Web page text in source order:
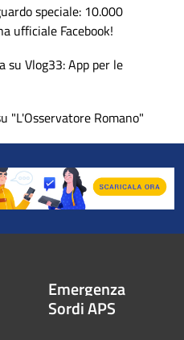
speciale: 10.000
ufficiale Facebook!
Vlog33: App per le
"L'Osservatore Romano"
Emergenza
Sordi APS